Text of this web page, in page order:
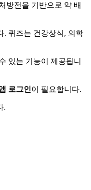
방전을 기반으로 약 배
. 퀴즈는 건강상식, 의학
있는 기능이 제공됩니
로그인이 필요합니다.
.